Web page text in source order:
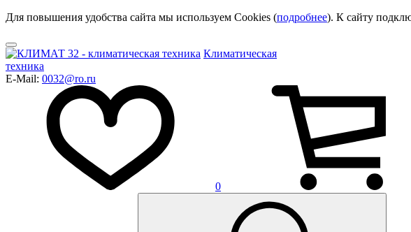
Для повышения удобства сайта мы используем Cookies (подробнее). К сайту
Климатическая
техника
E-Mail: 0032@ro.ru
0